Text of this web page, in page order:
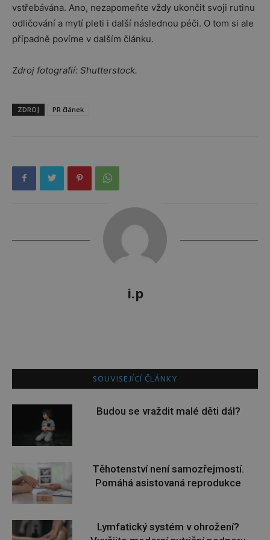
vstřebávána. Ano, nezapomeňte vždy ukončit svoji rutinu
odličování a mytí pleti i další následnou péči. O tom si ale
případně povíme v dalším článku.
Zdroj fotografií: Shutterstock.
ZDROJ PR článek
i.p
SOUVISEJÍCÍ ČLÁNKY
Budou se vraždit malé děti dál?
Těhotenství není samozřejmostí.
Pomáhá asistovaná reprodukce
Lymfatický systém v ohrožení?